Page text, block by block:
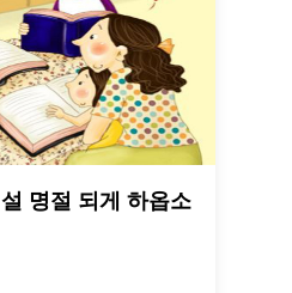
명절 되게 하옵소